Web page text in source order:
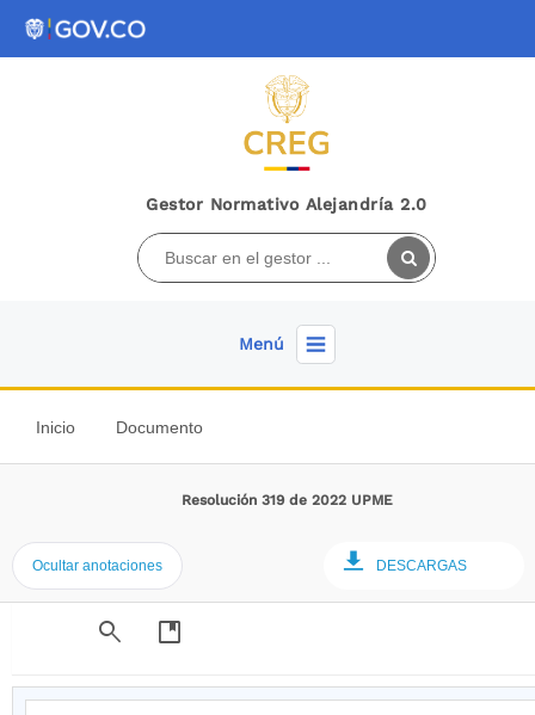
Gestor Normativo Alejandría 2.0
Menú
Inicio Documento
Resolución 319 de 2022 UPME
Ocultar anotaciones DESCARGAS
search developer_guide